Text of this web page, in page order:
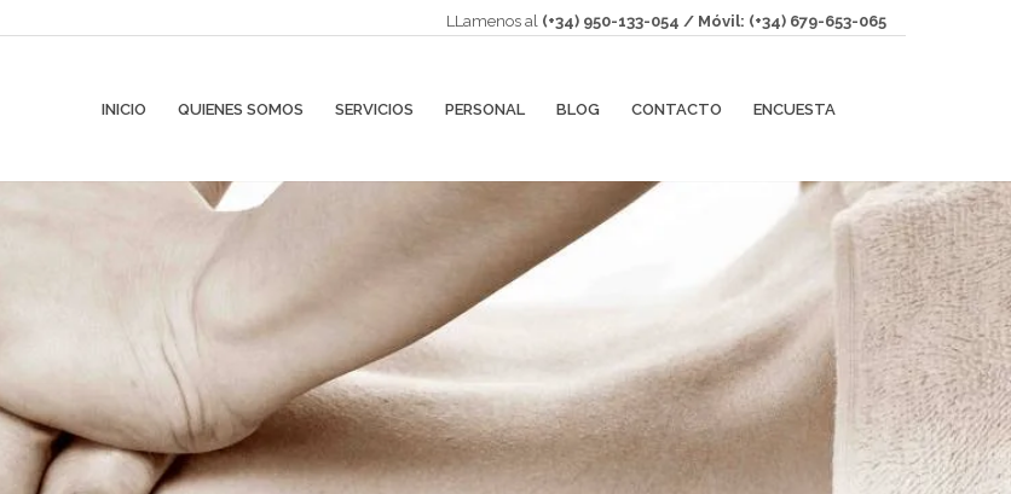
LLamenos al (+34) 950-133-054 / Móvil: (+34) 679-653-065
INICIO QUIENES SOMOS SERVICIOS PERSONAL BLOG CONTACTO ENCUESTA